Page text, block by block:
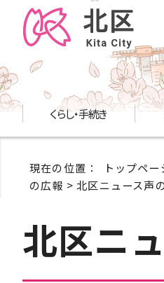
くらし・手続き
現在の位置： トップペー
の広報 > 北区ニュース声
北区ニ